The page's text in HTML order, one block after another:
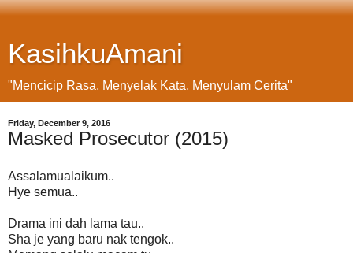
KasihkuAmani
"Mencicip Rasa, Menyelak Kata, Menyulam Cerita"
Friday, December 9, 2016
Masked Prosecutor (2015)
Assalamualaikum..
Hye semua..
Drama ini dah lama tau..
Sha je yang baru nak tengok..